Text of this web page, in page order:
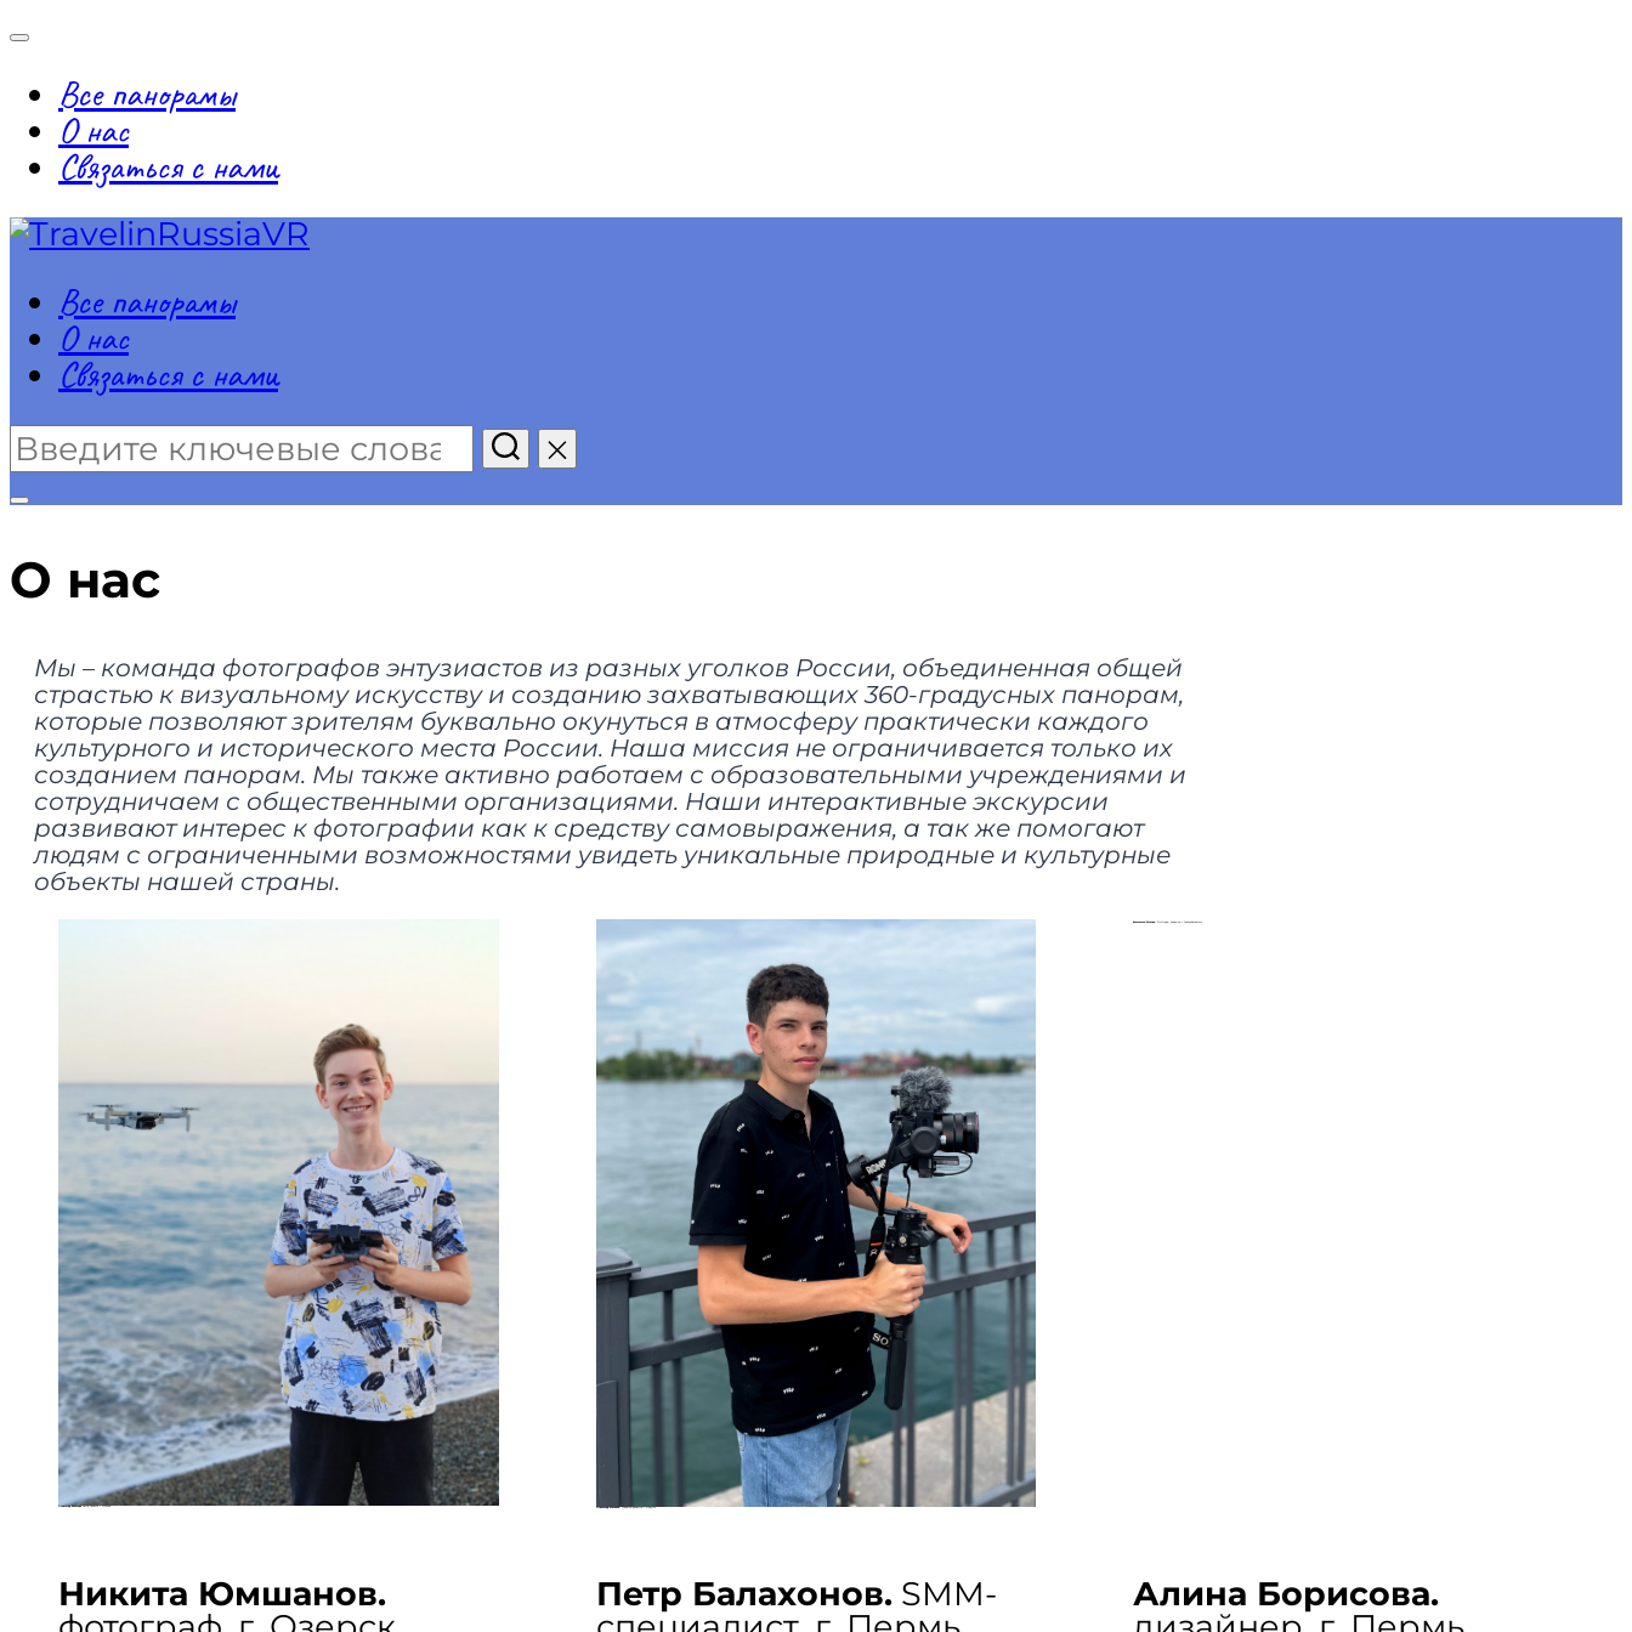
Переключить
навигацию
Все панорамы
О нас
Связаться с нами
Перейти
содержимому
Все панорамы
О нас
Связаться с нами
Искать:
Переключить
панель
О нас
Мы – команда фотографов энтузиастов из разных уголков России, объединенная общей
страстью к визуальному искусству и созданию захватывающих 360-градусных панорам,
которые позволяют зрителям буквально окунуться в атмосферу практически каждого
культурного и исторического места России. Наша миссия не ограничивается только их
созданием панорам. Мы также активно работаем с образовательными учреждениями и
сотрудничаем с общественными организациями. Наши интерактивные экскурсии
развивают интерес к фотографии как к средству самовыражения, а так же помогают
людям с ограниченными возможностями увидеть уникальные природные и культурные
объекты нашей страны.
Александр Казанцев . Автор проекта, г. Москва
Александр Южаков.оператор, редактор. г. Иркутск
Константин Рогалев.Фотограф, редактор г. Северобайкальск
Никита Юмшанов.
Петр Балахонов.SMM-
Алина Борисова.